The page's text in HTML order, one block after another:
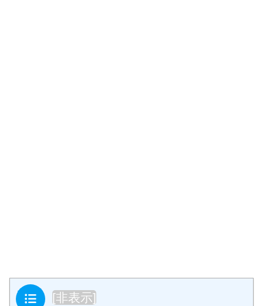
目次 [非表示]